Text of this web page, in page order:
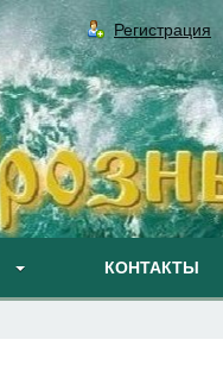
Регистрация
КОНТАКТЫ